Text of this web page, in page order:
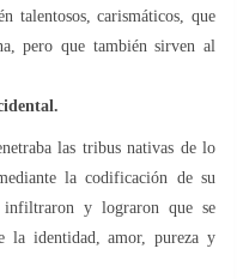
talentosos, carismáticos, que
pero que también sirven al
las tribus nativas de lo
la codificación de su
y lograron que se
la identidad, amor, pureza y